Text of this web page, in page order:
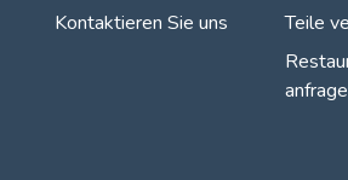
Kontaktieren Sie uns
Teile